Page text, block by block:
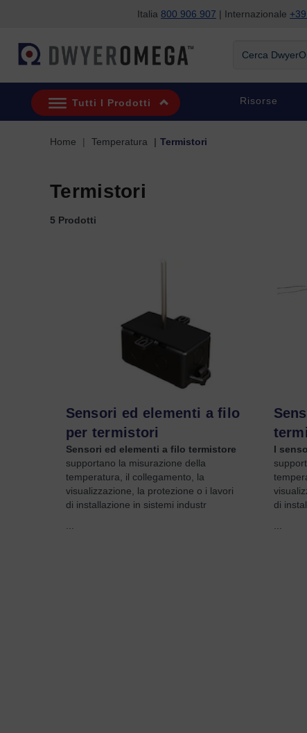
Italia 800 906 907 | Internazionale
Tutti I Prodotti Risorse
Home Temperatura Termistori
Termistori
5 Prodotti
Sensori ed elementi a filo
per termistori
Sensori ed elementi a filo termistore
supportano la misurazione della
temperatura, il collegamento, la
visualizzazione, la protezione o i lavori
di installazione in sistemi industr
I
di